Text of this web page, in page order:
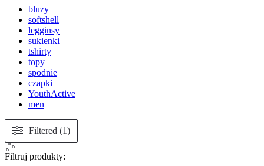
bluzy
softshell
legginsy
sukienki
tshirty
topy
spodnie
czapki
YouthActive
men
Filtered (1)
Filtruj produkty: